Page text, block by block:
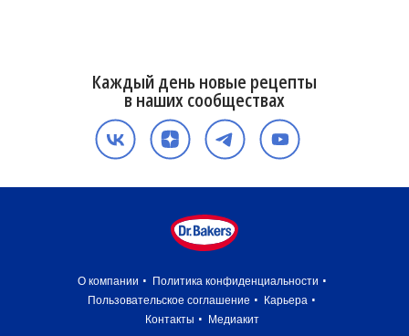
Каждый день новые рецепты
в наших сообществах
О компании
Политика конфиденциальности
Пользовательское соглашение
Карьера
Контакты
Медиакит